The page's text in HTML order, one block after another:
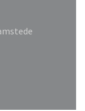
窗口中打开))
((在新窗口中